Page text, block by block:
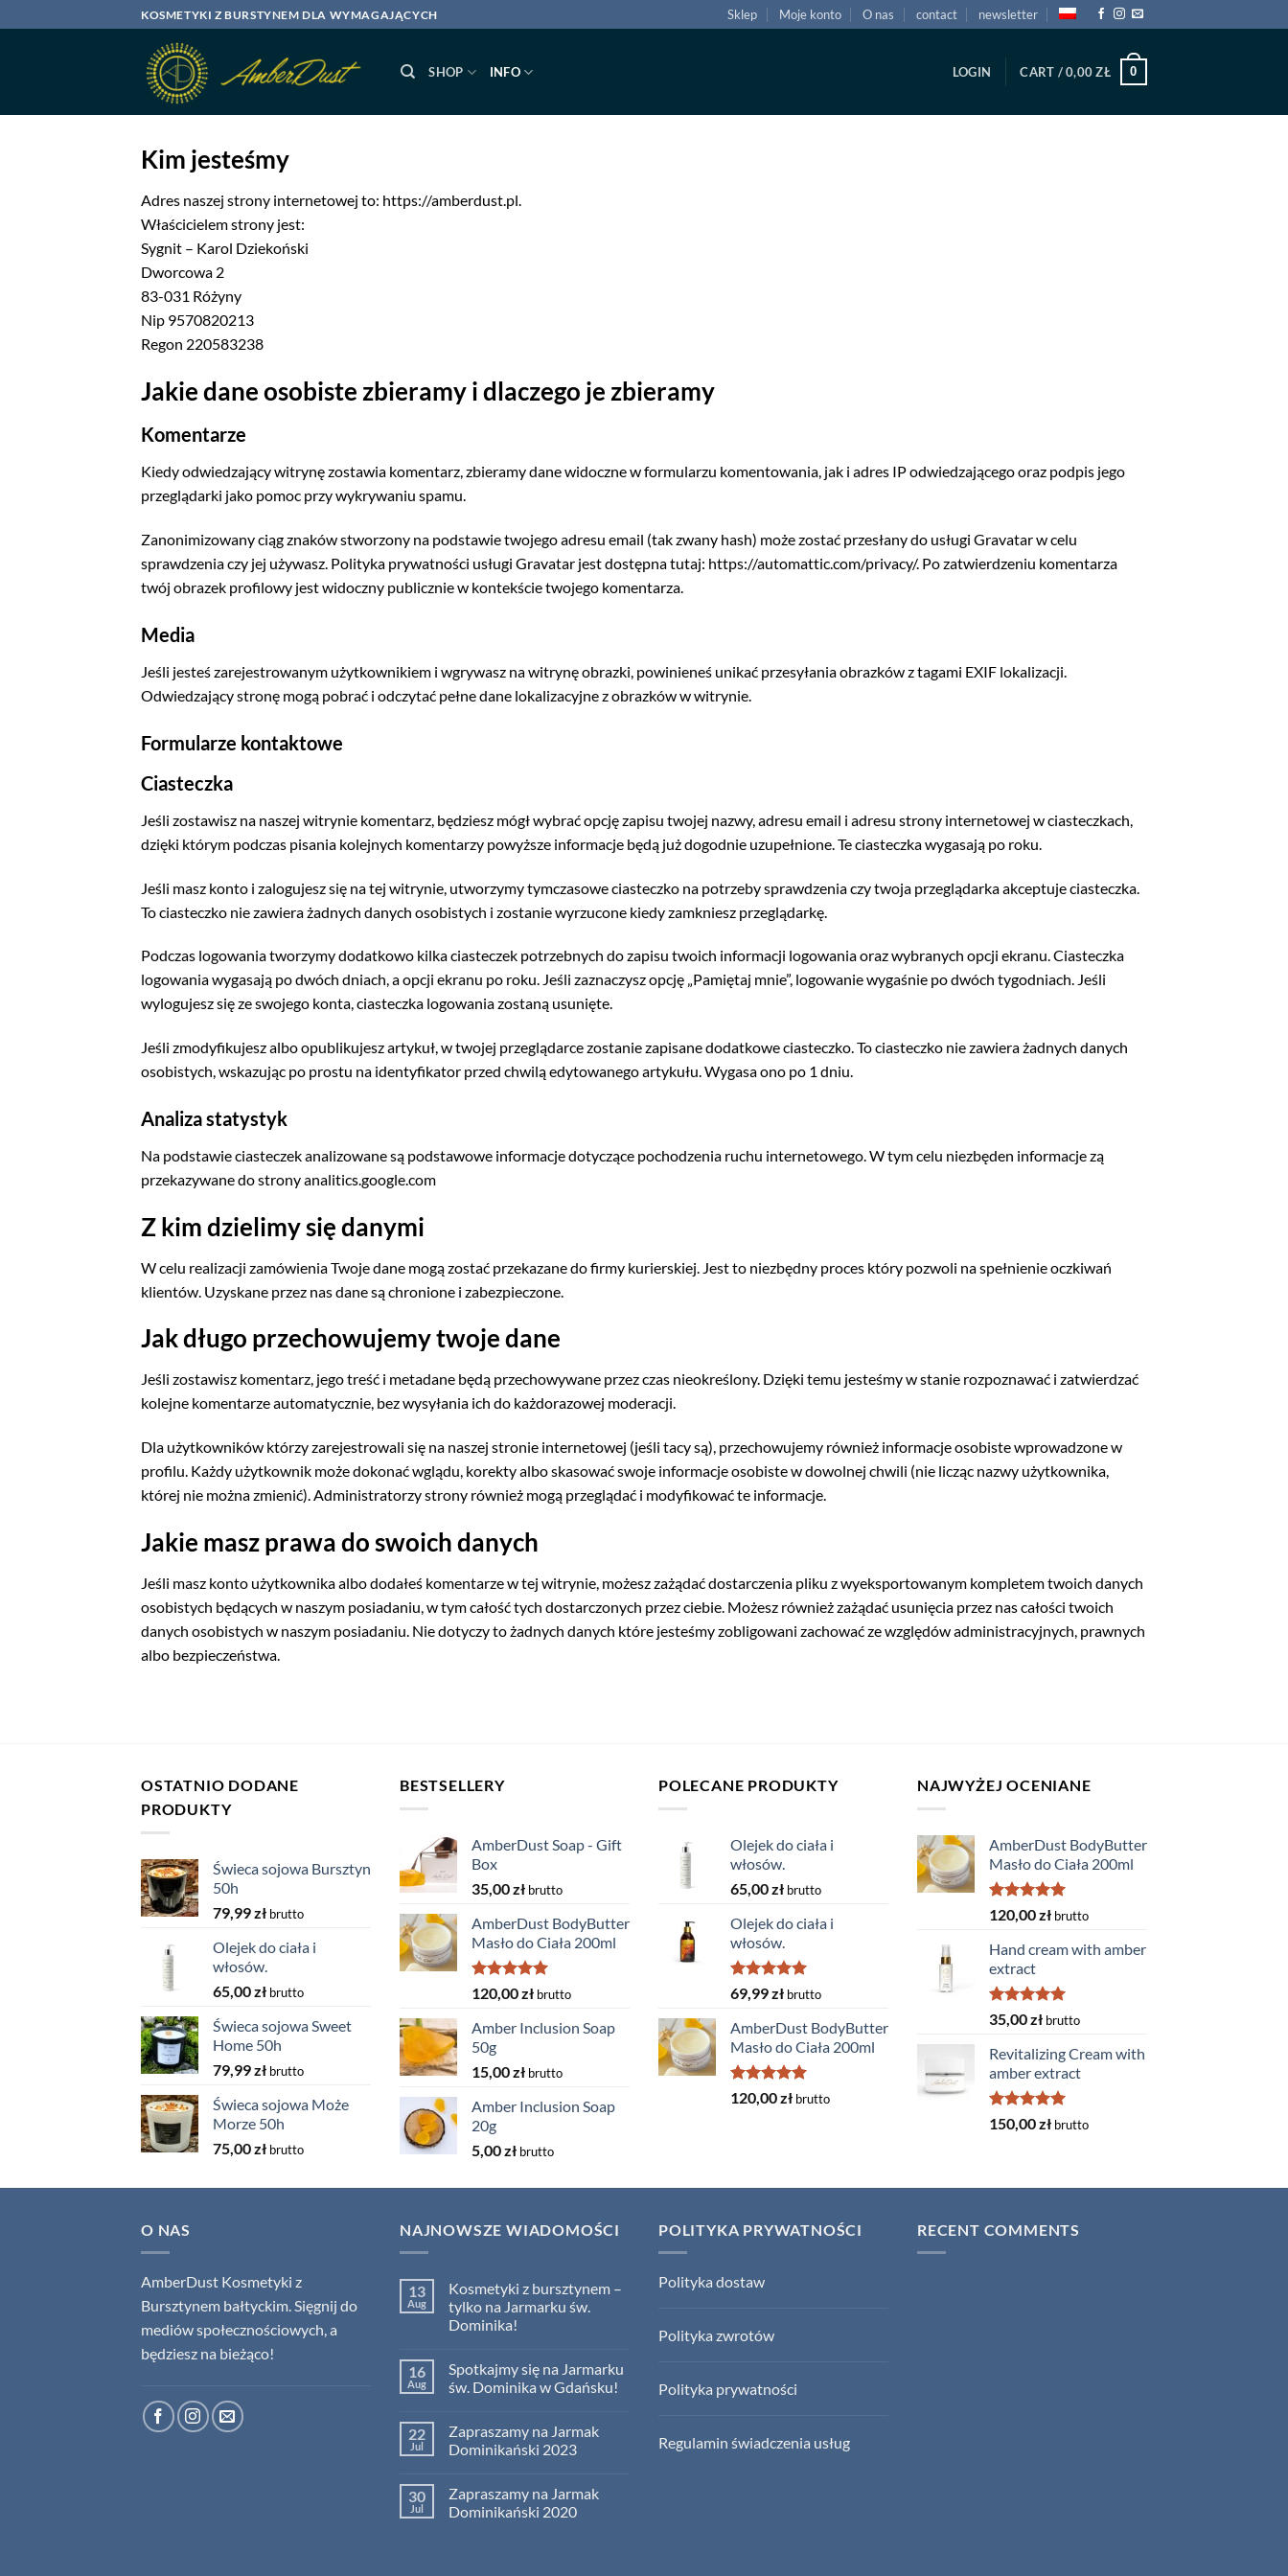
to
KOSMETYKI Z BURSTYNEM DLA WYMAGAJĄCYCH Sklep Moje konto O nas contact newsletter
SHOP INFO LOGIN CART /0,00ZŁ 0
Kim jesteśmy
Adres naszej strony internetowej to: https://amberdust.pl.
Właścicielem strony jest:
Sygnit – Karol Dziekoński
Dworcowa 2
83-031 Różyny
Nip 9570820213
Regon 220583238
Jakie dane osobiste zbieramy i dlaczego je zbieramy
Komentarze
Kiedy odwiedzający witrynę zostawia komentarz, zbieramy dane widoczne w formularzu komentowania, jak i adres IP odwiedzającego oraz podpis jego
przeglądarki jako pomoc przy wykrywaniu spamu.
Zanonimizowany ciąg znaków stworzony na podstawie twojego adresu email (tak zwany hash) może zostać przesłany do usługi Gravatar w celu
sprawdzenia czy jej używasz. Polityka prywatności usługi Gravatar jest dostępna tutaj: https://automattic.com/privacy/. Po zatwierdzeniu komentarza
twój obrazek profilowy jest widoczny publicznie w kontekście twojego komentarza.
Media
Jeśli jesteś zarejestrowanym użytkownikiem i wgrywasz na witrynę obrazki, powinieneś unikać przesyłania obrazków z tagami EXIF lokalizacji.
Odwiedzający stronę mogą pobrać i odczytać pełne dane lokalizacyjne z obrazków w witrynie.
Formularze kontaktowe
Ciasteczka
Jeśli zostawisz na naszej witrynie komentarz, będziesz mógł wybrać opcję zapisu twojej nazwy, adresu email i adresu strony internetowej w ciasteczkach,
dzięki którym podczas pisania kolejnych komentarzy powyższe informacje będą już dogodnie uzupełnione. Te ciasteczka wygasają po roku.
Jeśli masz konto i zalogujesz się na tej witrynie, utworzymy tymczasowe ciasteczko na potrzeby sprawdzenia czy twoja przeglądarka akceptuje ciasteczka.
To ciasteczko nie zawiera żadnych danych osobistych i zostanie wyrzucone kiedy zamkniesz przeglądarkę.
Podczas logowania tworzymy dodatkowo kilka ciasteczek potrzebnych do zapisu twoich informacji logowania oraz wybranych opcji ekranu. Ciasteczka
logowania wygasają po dwóch dniach, a opcji ekranu po roku. Jeśli zaznaczysz opcję „Pamiętaj mnie”, logowanie wygaśnie po dwóch tygodniach. Jeśli
wylogujesz się ze swojego konta, ciasteczka logowania zostaną usunięte.
Jeśli zmodyfikujesz albo opublikujesz artykuł, w twojej przeglądarce zostanie zapisane dodatkowe ciasteczko. To ciasteczko nie zawiera żadnych danych
osobistych, wskazując po prostu na identyfikator przed chwilą edytowanego artykułu. Wygasa ono po 1 dniu.
Analiza statystyk
Na podstawie ciasteczek analizowane są podstawowe informacje dotyczące pochodzenia ruchu internetowego. W tym celu niezbęden informacje zą
przekazywane do strony analitics.google.com
Z kim dzielimy się danymi
W celu realizacji zamówienia Twoje dane mogą zostać przekazane do firmy kurierskiej. Jest to niezbędny proces który pozwoli na spełnienie oczkiwań
klientów. Uzyskane przez nas dane są chronione i zabezpieczone.
Jak długo przechowujemy twoje dane
Jeśli zostawisz komentarz, jego treść i metadane będą przechowywane przez czas nieokreślony. Dzięki temu jesteśmy w stanie rozpoznawać i zatwierdzać
kolejne komentarze automatycznie, bez wysyłania ich do każdorazowej moderacji.
Dla użytkowników którzy zarejestrowali się na naszej stronie internetowej (jeśli tacy są), przechowujemy również informacje osobiste wprowadzone w
profilu. Każdy użytkownik może dokonać wglądu, korekty albo skasować swoje informacje osobiste w dowolnej chwili (nie licząc nazwy użytkownika,
której nie można zmienić). Administratorzy strony również mogą przeglądać i modyfikować te informacje.
Jakie masz prawa do swoich danych
Jeśli masz konto użytkownika albo dodałeś komentarze w tej witrynie, możesz zażądać dostarczenia pliku z wyeksportowanym kompletem twoich danych
osobistych będących w naszym posiadaniu, w tym całość tych dostarczonych przez ciebie. Możesz również zażądać usunięcia przez nas całości twoich
danych osobistych w naszym posiadaniu. Nie dotyczy to żadnych danych które jesteśmy zobligowani zachować ze względów administracyjnych, prawnych
albo bezpieczeństwa.
OSTATNIO DODANE
PRODUKTY
Świeca sojowa Bursztyn
50h
79,99zł brutto
Olejek do ciała i
włosów.
65,00zł brutto
Świeca sojowa Sweet
Home 50h
79,99zł brutto
Świeca sojowa Może
Morze 50h
75,00zł brutto
BESTSELLERY
AmberDust Soap - Gift
Box
35,00zł brutto
AmberDust BodyButter
Masło do Ciała 200ml
Rated5.00
out of 5
120,00zł brutto
Amber Inclusion Soap
50g
15,00zł brutto
Amber Inclusion Soap
20g
5,00zł brutto
POLECANE PRODUKTY
Olejek do ciała i
włosów.
65,00zł brutto
Olejek do ciała i
włosów.
Rated5.00
out of 5
69,99zł brutto
AmberDust BodyButter
Masło do Ciała 200ml
Rated5.00
out of 5
120,00zł brutto
NAJWYŻEJ OCENIANE
AmberDust BodyButter
Masło do Ciała 200ml
Rated5.00
out of 5
120,00zł brutto
Hand cream with amber
extract
Rated5.00
out of 5
35,00zł brutto
Revitalizing Cream with
amber extract
Rated5.00
out of 5
150,00zł brutto
O NAS
AmberDust Kosmetyki z
Bursztynem bałtyckim. Sięgnij do
mediów społecznościowych, a
będziesz na bieżąco!
NAJNOWSZE WIADOMOŚCI
13
Aug
Kosmetyki z bursztynem –
tylko na Jarmarku św.
Dominika!
on
Kosmetyki
z
tylko
na
Jarmarku
16
Aug
Spotkajmy się na Jarmarku
św. Dominika w Gdańsku!
on
Spotkajmy
się
św.
Dominika
w
22
Jul
Zapraszamy na Jarmak
Dominikański 2023
on
Zapraszamy
na
30
Jul
Zapraszamy na Jarmak
Dominikański 2020
POLITYKA PRYWATNOŚCI
Polityka dostaw
Polityka zwrotów
Polityka prywatności
Regulamin świadczenia usług
RECENT COMMENTS